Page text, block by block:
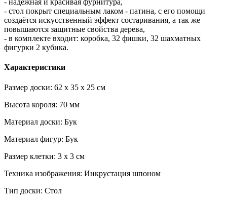
- надёжная и красивая фурнитура,
- стол покрыт специальным лаком - патина, с его помощи
создаётся искусственный эффект состаривания, а так же
повышаются защитные свойства дерева,
- в комплекте входит: коробка, 32 фишки, 32 шахматных
фигурки 2 кубика.
Характеристики
Размер доски: 62 x 35 x 25 см
Высота короля: 70 мм
Материал доски: Бук
Материал фигур: Бук
Размер клетки: 3 х 3 см
Техника изображения: Инкрустация шпоном
Тип доски: Стол